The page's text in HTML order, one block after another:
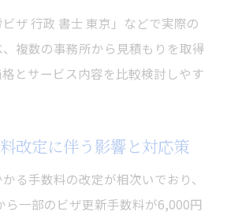
ザ 行政 書士 東京」などで実際の
複数の事務所から見積もりを取得
とサービス内容を比較検討しやす
改定に伴う影響と対応策
る手数料の改定が相次いでおり、
ら一部のビザ更新手数料が6,000円